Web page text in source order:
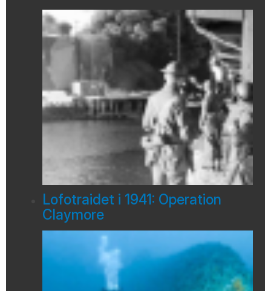
Lofotraidet i 1941: Operation
Claymore